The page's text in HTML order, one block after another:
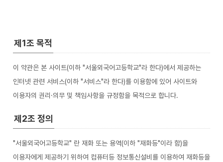
제1조 목적
이 약관은 본 사이트(이하 "서울외국어고등학교"라 한다)에서 제공하는
인터넷 관련 서비스(이하 "서비스"라 한다)를 이용함에 있어 사이트와
이용자의 권리·의무 및 책임사항을 규정함을 목적으로 합니다.
제2조 정의
"서울외국어고등학교" 란 재화 또는 용역(이하 "재화등"이라 함)을
이용자에게 제공하기 위하여 컴퓨터등 정보통신설비를 이용하여 재화등을